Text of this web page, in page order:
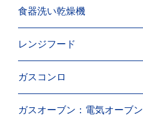
食器洗い乾燥機
レンジフード
ガスコンロ
ガスオーブン：電気オーブン